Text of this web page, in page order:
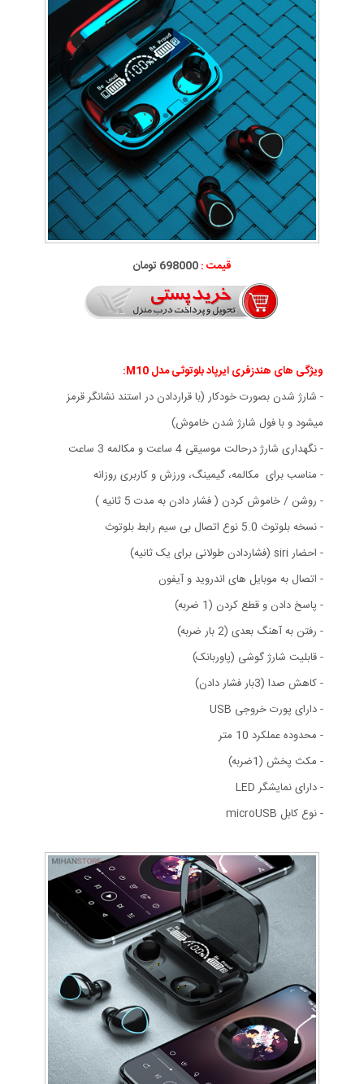
قیمت :698000 تومان
ویژگی های هندزفری ایرپاد بلوتوثی مدل M10:
- شارژ شدن بصورت خودکار (با قراردادن در استند نشانگر قرمز
میشود و با فول شارژ شدن خاموش)
- نگهداری شارژ درحالت موسیقی 4 ساعت و مکالمه 3 ساعت
- مناسب برای مکالمه، گیمینگ، ورزش و کاربری روزانه
- روشن / خاموش کردن ( فشار دادن به مدت 5 ثانیه )
- نسخه بلوتوث 5.0 نوع اتصال بی سیم رابط بلوتوث
- احضار siri (فشاردادن طولانی برای یک ثانیه)
- اتصال به موبایل های اندروید و آیفون
- پاسخ دادن و قطع کردن (1 ضربه)
- رفتن به آهنگ بعدی (2 بار ضربه)
- قابلیت شارژ گوشی (پاوربانک)
- کاهش صدا (3بار فشار دادن)
- دارای پورت خروجی USB
- محدوده عملکرد 10 متر
- مکث پخش (1ضربه)
- دارای نمایشگر LED
- نوع کابل microUSB